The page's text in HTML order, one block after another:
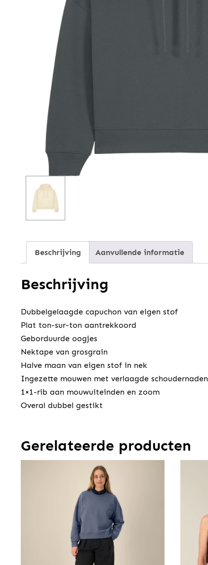
Beschrijving Aanvullende informatie
Beschrijving
Dubbelgelaagde capuchon van eigen stof
Plat ton-sur-ton aantrekkoord
Geborduurde oogjes
Nektape van grosgrain
Halve maan van eigen stof in nek
Ingezette mouwen met verlaagde schoudernaden
1×1-rib aan mouwuiteinden en zoom
Overal dubbel gestikt
Gerelateerde producten